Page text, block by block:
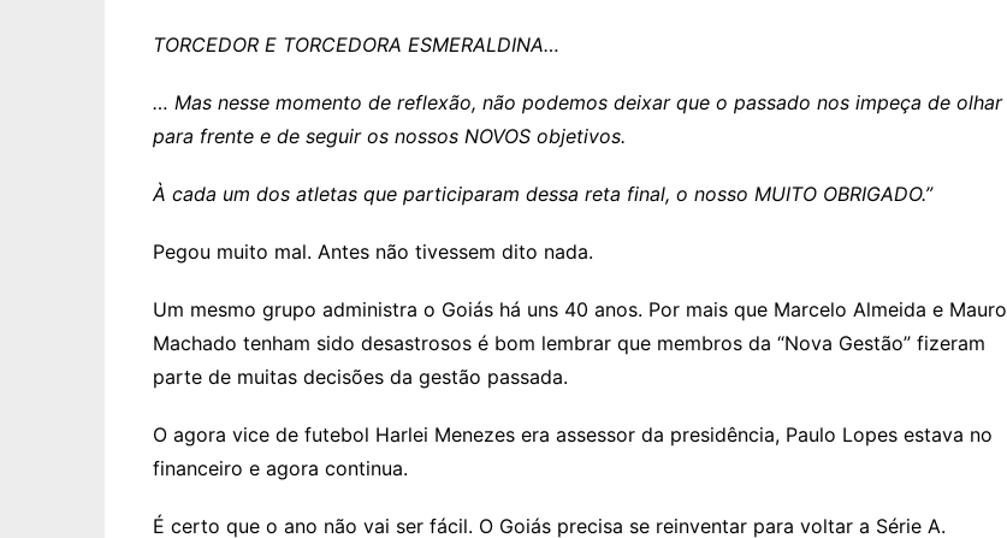
TORCEDOR E TORCEDORA ESMERALDINA…
… Mas nesse momento de reflexão, não podemos deixar que o passado nos impeça de olhar
para frente e de seguir os nossos NOVOS objetivos.
À cada um dos atletas que participaram dessa reta final, o nosso MUITO OBRIGADO.”
Pegou muito mal. Antes não tivessem dito nada.
Um mesmo grupo administra o Goiás há uns 40 anos. Por mais que Marcelo Almeida e Mauro
Machado tenham sido desastrosos é bom lembrar que membros da “Nova Gestão” fizeram
parte de muitas decisões da gestão passada.
O agora vice de futebol Harlei Menezes era assessor da presidência, Paulo Lopes estava no
financeiro e agora continua.
É certo que o ano não vai ser fácil. O Goiás precisa se reinventar para voltar a Série A.